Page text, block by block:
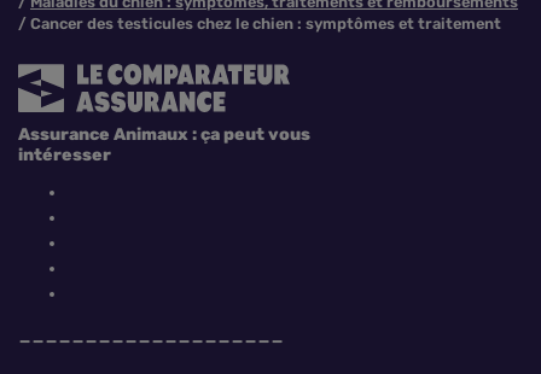
Cancer des testicules chez le chien : symptômes et traitement
Assurance Animaux : ça peut vous
intéresser